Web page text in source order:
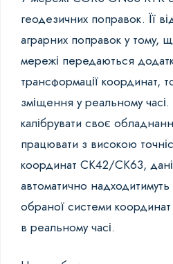
геодезичних поправок. Її
аграрних поправок у тому,
мережі передаються
трансформації координат,
зміщення у реальному
калібрувати своє
працювати з високою
координат СК42/СК63,
автоматично
обраної системи
в реальному часі.